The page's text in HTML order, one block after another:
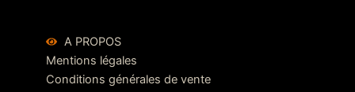
A PROPOS
Mentions légales
Conditions générales de vente